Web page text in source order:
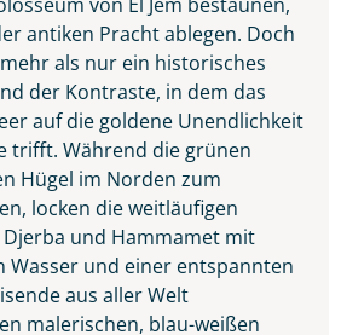
der Berber
- stock.adobe.com
antiken Pracht ablegen. Doch
als nur ein historisches
der Kontraste, in dem das
auf die goldene Unendlichkeit
trifft. Während die grünen
Hügel im Norden zum
locken die weitläufigen
und Hammamet mit
Wasser und einer entspannten
aus aller Welt
malerischen, blau-weißen